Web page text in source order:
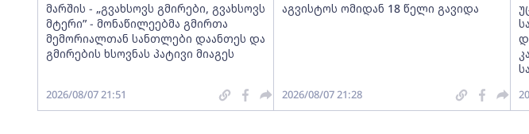
მარშის - „გვახსოვს გმირები, გვახსოვს
მტერი” - მონაწილეებმა გმირთა
მემორიალთან სანთლები დაანთეს და
გმირების ხსოვნას პატივი მიაგეს
2026/08/07 21:51
აგვისტოს ომიდან 18 წელი გავიდა
2026/08/07 21:28